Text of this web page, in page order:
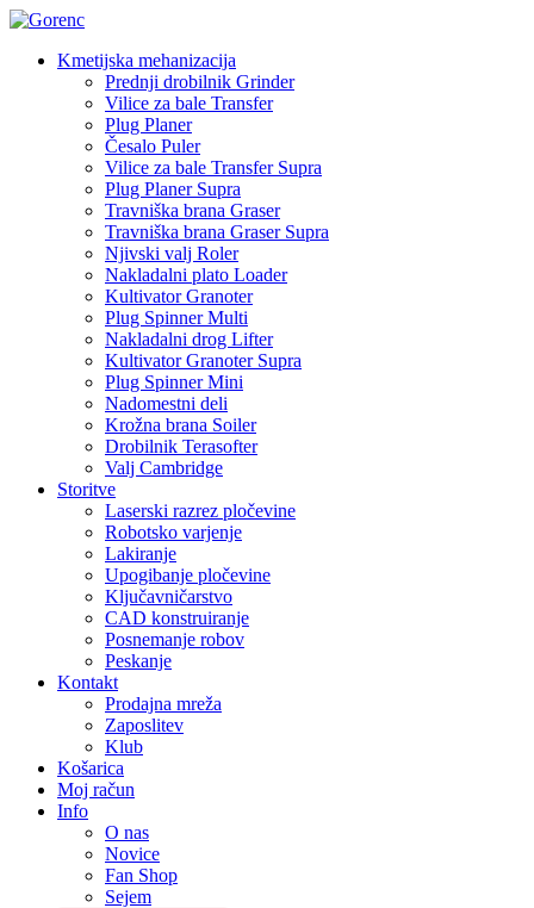
Kmetijska mehanizacija
Prednji drobilnik Grinder
Vilice za bale Transfer
Plug Planer
Česalo Puler
Vilice za bale Transfer Supra
Plug Planer Supra
Travniška brana Graser
Travniška brana Graser Supra
Njivski valj Roler
Nakladalni plato Loader
Kultivator Granoter
Plug Spinner Multi
Nakladalni drog Lifter
Kultivator Granoter Supra
Plug Spinner Mini
Nadomestni deli
Krožna brana Soiler
Drobilnik Terasofter
Valj Cambridge
Storitve
Laserski razrez pločevine
Robotsko varjenje
Lakiranje
Upogibanje pločevine
Ključavničarstvo
CAD konstruiranje
Posnemanje robov
Peskanje
Kontakt
Prodajna mreža
Zaposlitev
Klub
Košarica
Moj račun
Info
O nas
Novice
Fan Shop
Sejem